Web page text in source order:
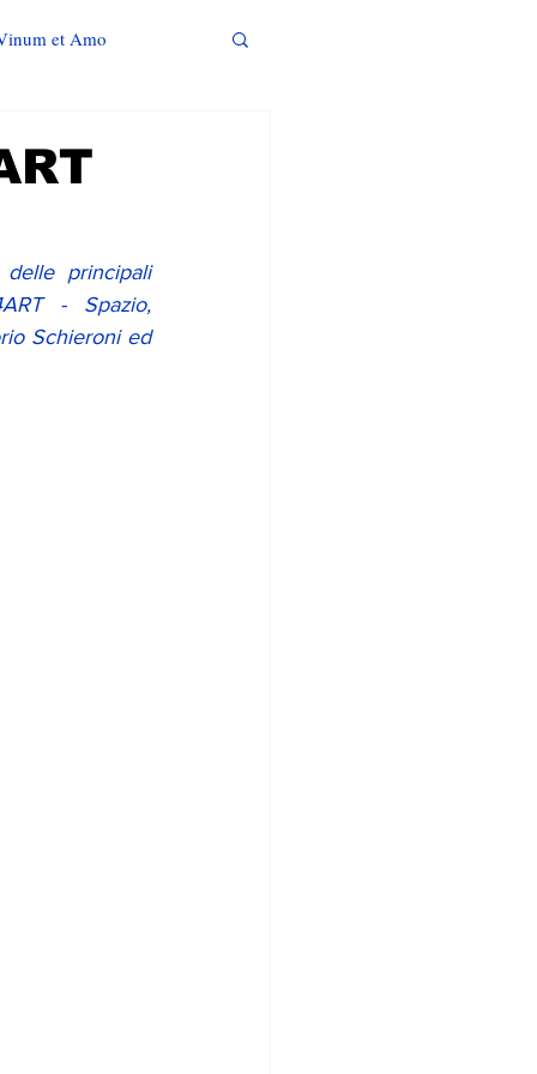
et Amo
principali
- Spazio,
Schieroni ed